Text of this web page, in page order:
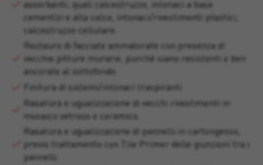
assorbenti, quali calcestruzzo, intonaci a base
cementizi e alla calce, intonaci/rivestimenti plastici,
calcestruzzo cellulare.
Restauro di facciate ammalorate con presenza di
vecchie pitture murarie, purché siano resistenti e ben
ancorate al sottofondo.
Finitura di sistemi/intonaci traspiranti
Rasatura e ugualizzazione di vecchi rivestimenti in
mosaico vetroso e ceramico.
Rasatura e ugualizzazione di pannelli in cartongesso,
previo trattamento con Tile Primer delle giunzioni tra i
pannelli.